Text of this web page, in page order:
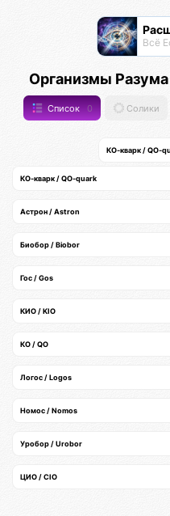
Организмы
Список 0 Солики
КО-кварк / QO-
КО-кварк / QO-quark
Астрон / Astron
Биобор / Biobor
Гос / Gos
КИО / KIO
КО / QO
Логос / Logos
Номос / Nomos
Уробор / Urobor
ЦИО / CIO